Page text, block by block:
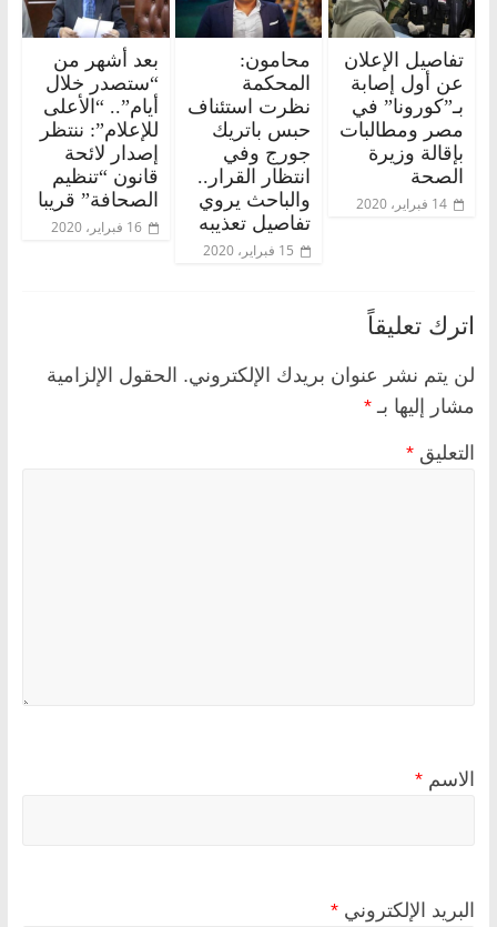
تفاصيل الإعلان
عن أول إصابة
بـ”كورونا” في
مصر ومطالبات
بإقالة وزيرة
الصحة
14 فبراير، 2020
محامون:
المحكمة
نظرت استئناف
حبس باتريك
جورج وفي
انتظار القرار..
والباحث يروي
تفاصيل تعذيبه
15 فبراير، 2020
بعد أشهر من
“ستصدر خلال
أيام”.. “الأعلى
للإعلام”: ننتظر
إصدار لائحة
قانون “تنظيم
الصحافة” قريبا
16 فبراير، 2020
اترك تعليقاً
لن يتم نشر عنوان بريدك الإلكتروني. الحقول الإلزامية
مشار إليها بـ *
التعليق *
الاسم *
البريد الإلكتروني *